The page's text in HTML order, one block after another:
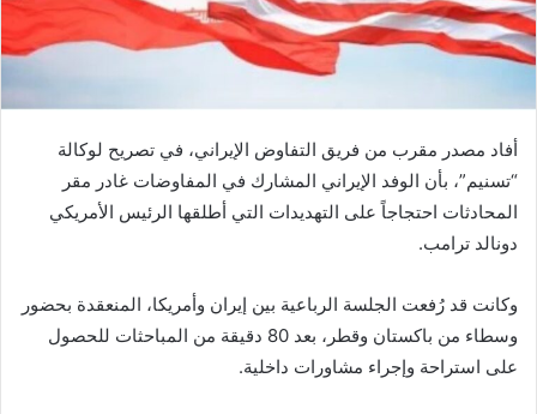
أفاد مصدر مقرب من فريق التفاوض الإيراني، في تصريح لوكالة
“تسنيم”، بأن الوفد الإيراني المشارك في المفاوضات غادر مقر
المحادثات احتجاجاً على التهديدات التي أطلقها الرئيس الأمريكي
دونالد ترامب.
وكانت قد رُفعت الجلسة الرباعية بين إيران وأمريكا، المنعقدة بحضور
وسطاء من باكستان وقطر، بعد 80 دقيقة من المباحثات للحصول
على استراحة وإجراء مشاورات داخلية.